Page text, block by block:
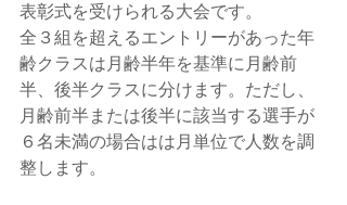
表彰式を受けられる大会です。
全３組を超えるエントリーがあった年
齢クラスは月齢半年を基準に月齢前
半、後半クラスに分けます。ただし、
月齢前半または後半に該当する選手が
６名未満の場合はは月単位で人数を調
整します。